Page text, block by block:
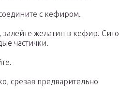
с кефиром.
залейте желатин в кефир. Сито
частички.
срезав предварительно